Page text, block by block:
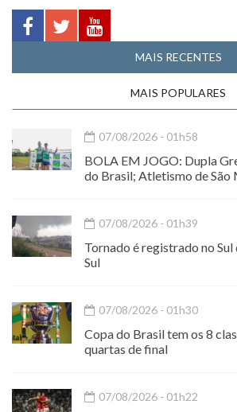
MAIS RECENTES
MAIS POPULARES
07/08/2026 - 01h58
BOLA EM JOGO: Dupla
do Brasil; Atletismo de São
07/08/2026 - 01h39
Tornado é registrado no Sul
Sul
07/08/2026 - 01h30
Copa do Brasil tem os 8
quartas de final
07/08/2026 - 01h22